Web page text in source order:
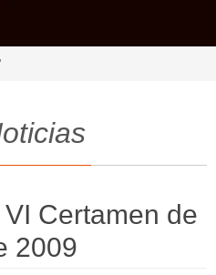
Certamen de
2009